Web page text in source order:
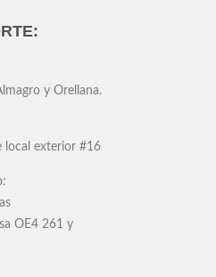
y Orellana.
local exterior #16
OE4 261 y